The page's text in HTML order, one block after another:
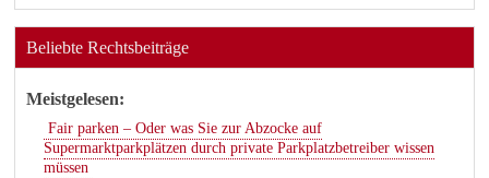
Beliebte Rechtsbeiträge
Meistgelesen:
Fair parken – Oder was Sie zur Abzocke auf
Supermarktparkplätzen durch private Parkplatzbetreiber wissen
müssen